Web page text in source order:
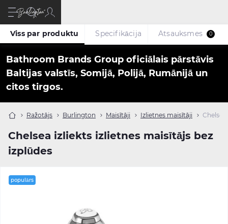
Bathroom Brands Group oficiālais pārstāvis
Baltijas valstīs, Somijā, Polijā, Rumānijā un
citos tirgos.
Ražotājs Burlington Maisītāji Izlietnes maisītāji
Chelsea izliekts izlietnes maisītājs bez
izplūdes
Viss par produktu Specifikācija Atsauksmes 0
populārs